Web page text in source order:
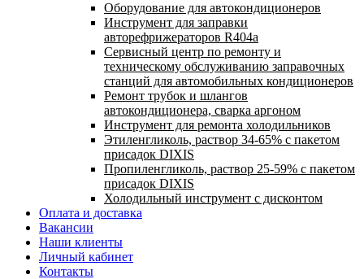
Оборудование для автокондиционеров
Инструмент для заправки
авторефрижераторов R404a
Сервисный центр по ремонту и
техническому обслуживанию заправочных
станций для автомобильных кондиционеров
Ремонт трубок и шлангов
автокондиционера, сварка аргоном
Инструмент для ремонта холодильников
Этиленгликоль, раствор 34-65% с пакетом
присадок DIXIS
Пропиленгликоль, раствор 25-59% с пакетом
присадок DIXIS
Холодильный инструмент с дисконтом
Оплата и доставка
Вакансии
Наши клиенты
Личный кабинет
Контакты